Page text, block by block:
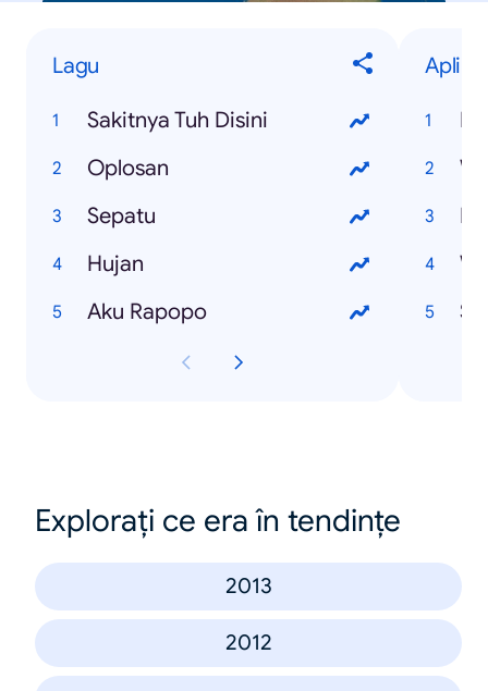
Lagu
Sakitnya Tuh Disini
Oplosan
Sepatu
Hujan
Aku Rapopo
Explorați ce era în tendințe
2013
2012